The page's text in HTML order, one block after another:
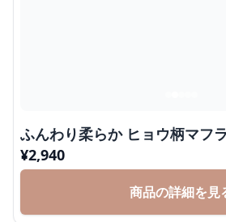
ふんわり柔らか ヒョウ柄マフ
¥2,940
商品の詳細を見